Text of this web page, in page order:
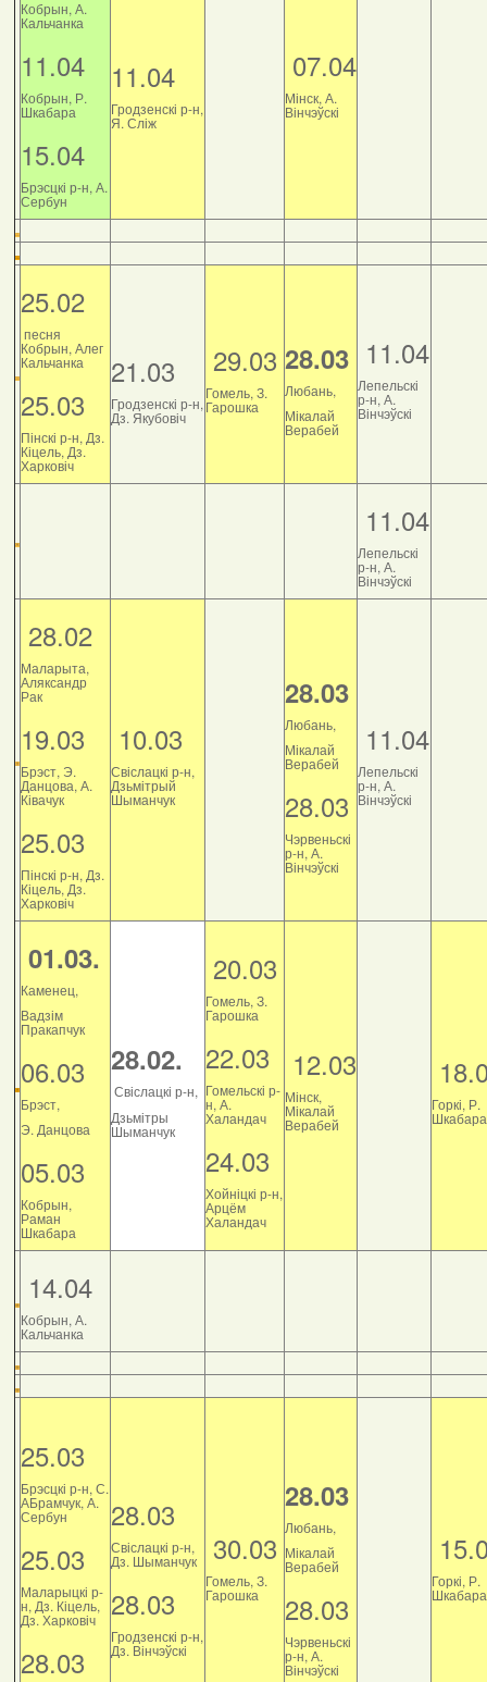
Кобрын, А.
Кальчанка
11.04
Кобрын, Р.
Шкабара
15.04
Брэсцкі р-н, А.
Сербун
11.04
Гродзенскі р-н,
Я. Сліж
07.04
Мінск, А.
Вінчэўскі
25.02
песня
Кобрын, Алег
Кальчанка
25.03
Пінскі р-н, Дз.
Кіцель, Дз.
Харковіч
21.03
Гродзенскі р-н,
Дз. Якубовіч
29.03
Гомель, З.
Гарошка
28.03
Любань,
Мікалай
Верабей
11.04
Лепельскі
р-н, А.
Вінчэўскі
11.04
Лепельскі
р-н, А.
Вінчэўскі
28.02
Маларыта,
Аляксандр
Рак
19.03
Брэст, Э.
Данцова, А.
Ківачук
25.03
Пінскі р-н, Дз.
Кіцель, Дз.
Харковіч
10.03
Свіслацкі р-н,
Дзьмітрый
Шыманчук
28.03
Любань,
Мікалай
Верабей
28.03
Чэрвеньскі
р-н, А.
Вінчэўскі
11.04
Лепельскі
р-н, А.
Вінчэўскі
01.03.
Каменец,
Вадзім
Пракапчук
06.03
Брэст,
Э. Данцова
05.03
Кобрын,
Раман
Шкабара
28.02.
Свіслацкі р-н,
Дзьмітры
Шыманчук
20.03
Гомель, З.
Гарошка
22.03
Гомельскі р-
н, А.
Халандач
24.03
Хойніцкі р-н,
Арцём
Халандач
12.03
Мінск,
Мікалай
Верабей
Горкі, Р.
Шкабара
14.04
Кобрын, А.
Кальчанка
25.03
Брэсцкі р-н, С.
АБрамчук, А.
Сербун
25.03
Маларыцкі р-
н, Дз. Кіцель,
Дз. Харковіч
28.03
28.03
Свіслацкі р-н,
Дз. Шыманчук
28.03
Гродзенскі р-н,
Дз. Вінчэўскі
30.03
Гомель, З.
Гарошка
28.03
Любань,
Мікалай
Верабей
28.03
Чэрвеньскі
р-н, А.
Вінчэўскі
Горкі, Р.
Шкабара